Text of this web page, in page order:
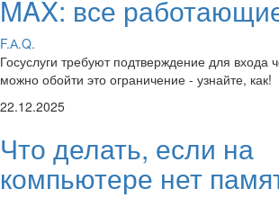
MAX: все
F.А.Q.
Госуслуги требуют подтверждение для входа
можно обойти это ограничение - узнайте, как!
22.12.2025
Что делать, если на
компьютере нет